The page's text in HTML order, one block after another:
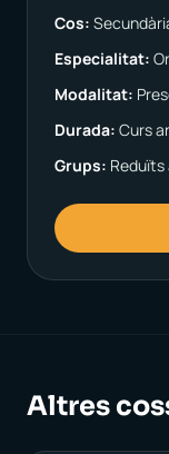
Cos:
Especialitat:
Modalitat:
Durada: Curs
Grups:
Altres